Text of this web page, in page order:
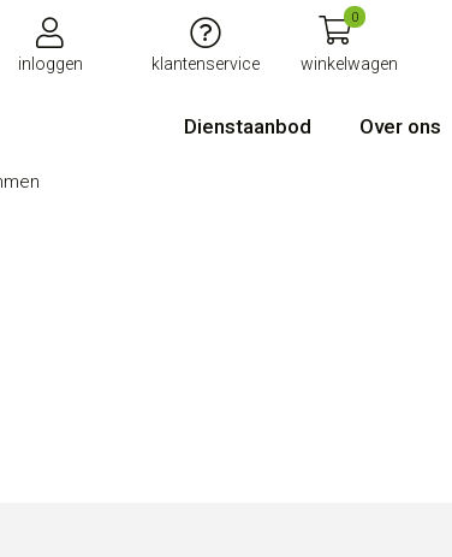
inloggen klantenservice
0
winkelwagen
Dienstaanbod Over ons